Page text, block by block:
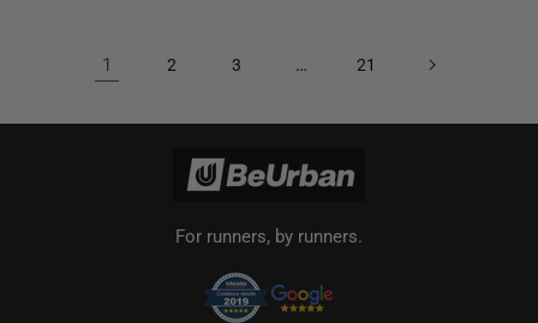
1 2 3 … 21
For runners, by runners.